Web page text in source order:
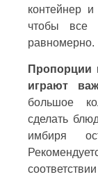
контейнер и
чтобы все
равномерно.
Пропорции
играют
большое
сделать
имбиря